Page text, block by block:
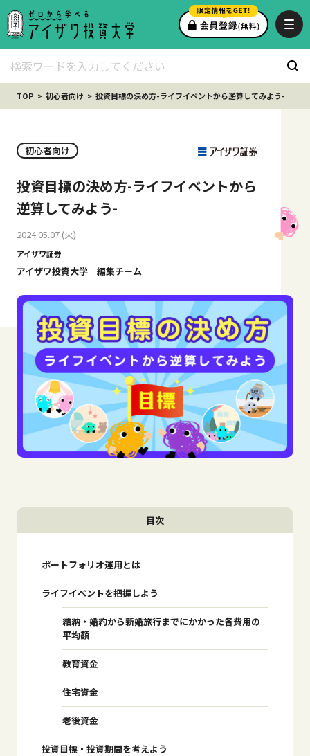
TOP 初心者向け 投資目標の決め方-ライフイベントから逆算してみよう-
初心者向け
投資目標の決め方-ライフイベントから
逆算してみよう-
2024.05.07 (火)
アイザワ証券
アイザワ投資大学 編集チーム
目次
ポートフォリオ運用とは
ライフイベントを把握しよう
結納・婚約から新婚旅行までにかかった各費用の
平均額
教育資金
住宅資金
老後資金
投資目標・投資期間を考えよう